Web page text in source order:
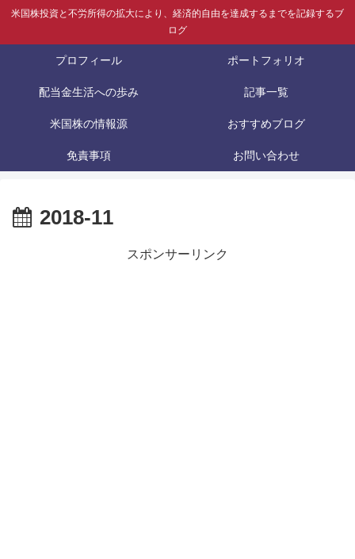
米国株投資と不労所得の拡大により、経済的自由を達成するまでを記録するブ
ログ
プロフィール ポートフォリオ
配当金生活への歩み 記事一覧
米国株の情報源 おすすめブログ
免責事項 お問い合わせ
2018-11
スポンサーリンク